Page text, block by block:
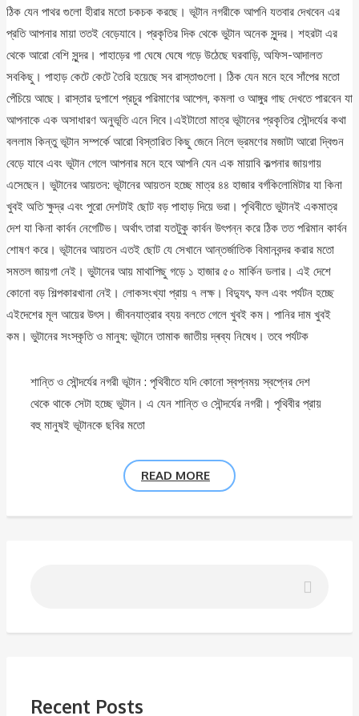
ঠিক যেন পাথর গুলো হীরার মতো চকচক করছে। ভূটান নগরীকে আপনি যতবার দেখবেন এর
প্রতি আপনার মায়া ততই বেড়েযাবে। প্রকৃতির দিক থেকে ভুটান অনেক সুন্দর। শহরটা এর
থেকে আরো বেশি সুন্দর। পাহাড়ের গা ঘেষে ঘেষে গড়ে উঠেছে ঘরবাড়ি, অফিস-আদালত
সবকিছু। পাহাড় কেটে কেটে তৈরি হয়েছে সব রাস্তাগুলো। ঠিক যেন মনে হবে সাঁপের মতো
পেঁচিয়ে আছে। রাস্তার দুপাশে প্রচুর পরিমাণের আপেল, কমলা ও আঙ্গুর গাছ দেখতে পারবেন যা
আপনাকে এক অসাধারণ অনুভূতি এনে দিবে।এইটাতো মাত্র ভূটানের প্রকৃতির সৌন্দর্যের কথা
বললাম কিন্তু ভূটান সম্পর্কে আরো বিস্তারিত কিছু জেনে নিলে ভ্রমণের মজাটা আরো দ্বিগুন
বেড়ে যাবে এবং ভূটান গেলে আপনার মনে হবে আপনি যেন এক মায়াবি কল্পনার জায়গায়
এসেছেন। ভুটানের আয়তন: ভূটানের আয়তন হচ্ছে মাত্র ৪৪ হাজার বর্গকিলোমিটার যা কিনা
খুবই অতি ক্ষুদ্র এবং পুরো দেশটাই ছোট বড় পাহাড় দিয়ে ভরা। পৃথিবীতে ভুটানই একমাত্র
দেশ যা কিনা কার্বন নেগেটিভ। অর্থাৎ তারা যতটুকু কার্বন উৎপন্ন করে ঠিক তত পরিমান কার্বন
শোষণ করে। ভূটানের আয়তন এতই ছোট যে সেখানে আন্তর্জাতিক বিমানবন্দর করার মতো
সমতল জায়গা নেই। ভুটানের আয় মাথাপিছু গড়ে ১ হাজার ৫০ মার্কিন ডলার। এই দেশে
কোনো বড় শিল্পকারখানা নেই। লোকসংখ্যা প্রায় ৭ লক্ষ। বিদ্যুৎ, ফল এবং পর্যটন হচ্ছে
এইদেশের মূল আয়ের উৎস। জীবনযাত্রার ব্যয় বলতে গেলে খুবই কম। পানির দাম খুবই
কম। ভুটানের সংস্কৃতি ও মানুষ: ভূটানে তামাক জাতীয় দ্ৰব্য নিষেধ। তবে পর্যটক
শান্তি ও সৌন্দর্যের নগরী ভূটান : পৃথিবীতে যদি কোনো স্বপ্নময় স্বপ্নের দেশ
থেকে থাকে সেটা হচ্ছে ভুটান। এ যেন শান্তি ও সৌন্দর্যের নগরী। পৃথিবীর প্রায়
বহু মানুষই ভূটানকে ছবির মতো
READ MORE
Recent Posts